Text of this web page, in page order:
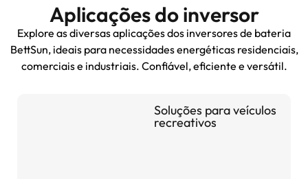
Aplicações do inversor
Explore as diversas aplicações dos inversores de bateria
BettSun, ideais para necessidades energéticas residenciais,
comerciais e industriais. Confiável, eficiente e versátil.
Soluções para veículos
recreativos